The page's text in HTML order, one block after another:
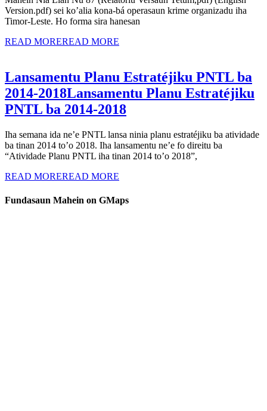
Version.pdf) sei ko’alia kona-bá operasaun krime organizadu iha
Timor-Leste. Ho forma sira hanesan
READ MOREREAD MORE
Lansamentu Planu Estratéjiku PNTL ba
2014-2018Lansamentu Planu Estratéjiku
PNTL ba 2014-2018
Iha semana ida ne’e PNTL lansa ninia planu estratéjiku ba atividade
ba tinan 2014 to’o 2018. Iha lansamentu ne’e fo direitu ba
“Atividade Planu PNTL iha tinan 2014 to’o 2018”,
READ MOREREAD MORE
Fundasaun Mahein on GMaps